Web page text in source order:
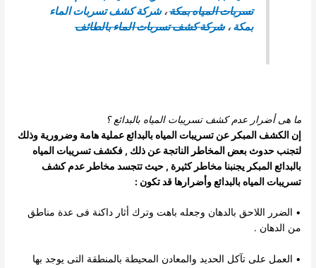
تسربات المياه بمكة،شركة كشف تسربات الماء
بمكة،شركة كشف تسربات الماء بالطائف
ما هى أضرار عدم كشف تسريبات المياه بالبدائع؟
إن الكشف المبكر عن تسريبات المياه بالبدائع عملية هامة وضرورية وذلك
لتجنب حدوث بعض المخاطر الناتجة عن ذلك , فكشف تسريبات المياه
بالبدائع المبكر يجنبنا مخاطر كثيرة , حيث تتجسد مخاطر عدم كشف
تسريبات المياه بالبدائع وأضرارها قد تكون :
• الضرر اللاحق بالدهان وجعله باهت وترك أثار داكنة فى عدة مناطق
من الدهان .
• العمل على تآكل الحديد والمعادن المحيطة بالمنطقة التى يوجد بها